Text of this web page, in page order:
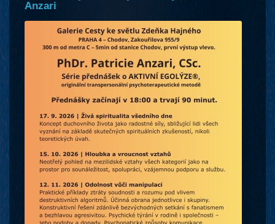
Anzari